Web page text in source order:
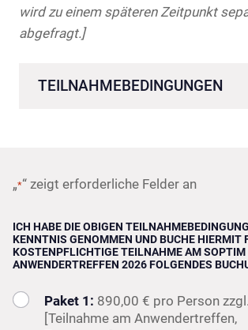
wird zu einem späteren Zeitpunkt
abgefragt.]
TEILNAHMEBEDINGUNGEN
„*“ zeigt erforderliche Felder an
ICH HABE DIE OBIGEN
KENNTNIS GENOMMEN UND BUCHE HIERMIT
KOSTENPFLICHTIGE TEILNAHME AM SOPTIM
ANWENDERTREFFEN 2026 FOLGENDES
Paket 1: 890,00 € pro Person
[Teilnahme am Anwendertreffen,